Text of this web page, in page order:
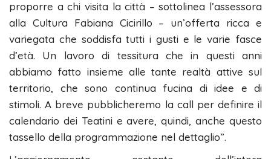
proporre a chi visita la città – sottolinea l’assessora
alla Cultura Fabiana Cicirillo – un’offerta ricca e
variegata che soddisfa tutti i gusti e le varie fasce
d’età. Un lavoro di tessitura che in questi anni
abbiamo fatto insieme alle tante realtà attive sul
territorio, che sono continua fucina di idee e di
stimoli. A breve pubblicheremo la call per definire il
calendario dei Teatini e avere, quindi, anche questo
tassello della programmazione nel dettaglio”.